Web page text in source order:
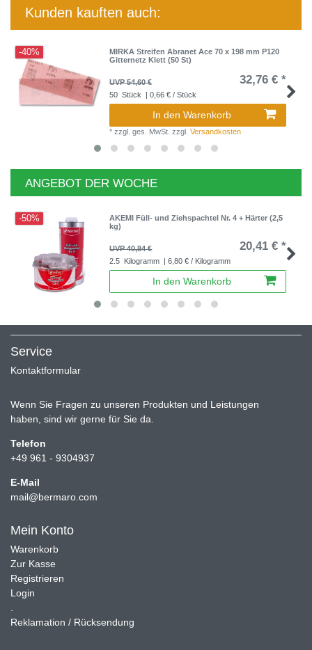
Kunden kauften auch:
-40%
MIRKA Streifen Abranet Ace 70 x 198 mm P120
Gitternetz Klett (50 St)
UVP 54,60 € 32,76 € *
50 Stück | 0,66 € / Stück
In den Warenkorb
*zzgl. ges. MwSt. zzgl.Versandkosten
ANGEBOT DER WOCHE
-50%
AKEMI Füll- und Ziehspachtel Nr. 4 + Härter (2,5
kg)
UVP 40,84 € 20,41 € *
2.5 Kilogramm | 6,80 € / Kilogramm
In den Warenkorb
Service
Kontaktformular
Wenn Sie Fragen zu unseren Produkten und Leistungen
haben, sind wir gerne für Sie da.
Telefon
+49 961 - 9304937
E-Mail
mail@bermaro.com
Mein Konto
Warenkorb
Zur Kasse
Registrieren
Login
Reklamation / Rücksendung